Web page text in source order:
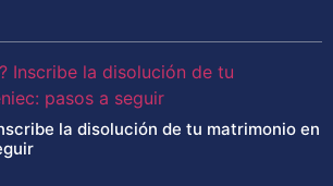
la disolución de tu matrimonio en